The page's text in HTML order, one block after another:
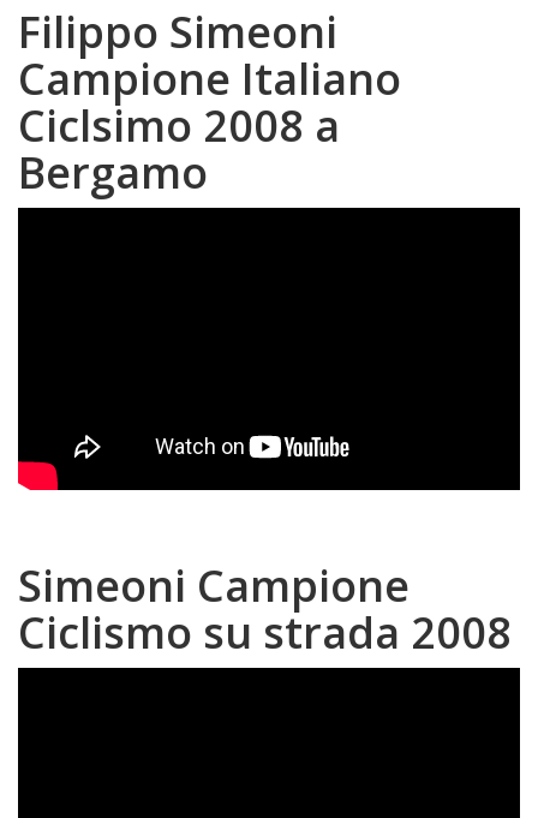
Filippo Simeoni
Campione Italiano
Ciclsimo 2008 a
Bergamo
Simeoni Campione
Ciclismo su strada 2008